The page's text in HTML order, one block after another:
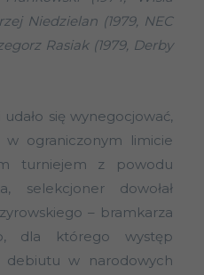
Niedzielan (1979, NEC
Rasiak (1979, Derby
się wynegocjować,
ograniczonym limicie
turniejem z powodu
selekcjoner dowołał
– bramkarza
dla którego występ
w narodowych